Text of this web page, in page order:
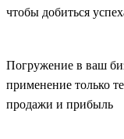
чтобы добиться
Погружение в ваш
применение только
продажи и прибыль